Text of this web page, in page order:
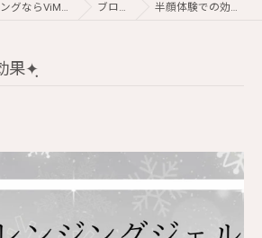
浜松のハーブピーリングならViMORE ブログ 半顔体験での効果✦ฺ
果✦ฺ